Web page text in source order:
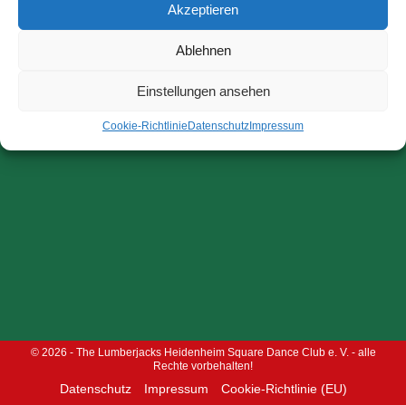
Akzeptieren
Ablehnen
Einstellungen ansehen
Cookie-Richtlinie Datenschutz Impressum
© 2026 - The Lumberjacks Heidenheim Square Dance Club e. V. - alle
Rechte vorbehalten!
Datenschutz Impressum Cookie-Richtlinie (EU)